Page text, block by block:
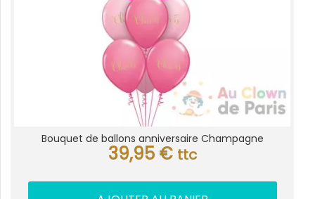
Bouquet de ballons anniversaire Champagne
39,95 € ttc